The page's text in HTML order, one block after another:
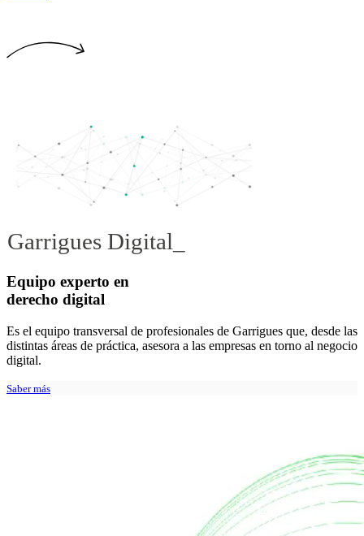
Equipo experto en
derecho digital
Es el equipo transversal de profesionales de Garrigues que, desde las
distintas áreas de práctica, asesora a las empresas en torno al negocio
digital.
Saber más